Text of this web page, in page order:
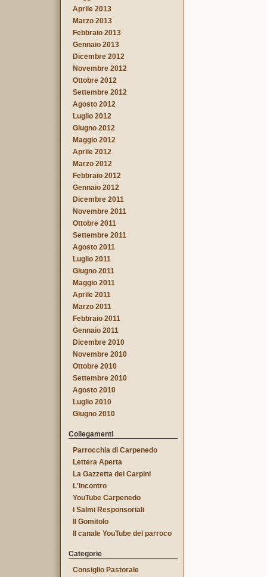
Aprile 2013
Marzo 2013
Febbraio 2013
Gennaio 2013
Dicembre 2012
Novembre 2012
Ottobre 2012
Settembre 2012
Agosto 2012
Luglio 2012
Giugno 2012
Maggio 2012
Aprile 2012
Marzo 2012
Febbraio 2012
Gennaio 2012
Dicembre 2011
Novembre 2011
Ottobre 2011
Settembre 2011
Agosto 2011
Luglio 2011
Giugno 2011
Maggio 2011
Aprile 2011
Marzo 2011
Febbraio 2011
Gennaio 2011
Dicembre 2010
Novembre 2010
Ottobre 2010
Settembre 2010
Agosto 2010
Luglio 2010
Giugno 2010
Collegamenti
Parrocchia di Carpenedo
Lettera Aperta
La Gazzetta dei Carpini
L'Incontro
YouTube Carpenedo
I Salmi Responsoriali
Il Gomitolo
Il canale YouTube del parroco
Categorie
Consiglio Pastorale